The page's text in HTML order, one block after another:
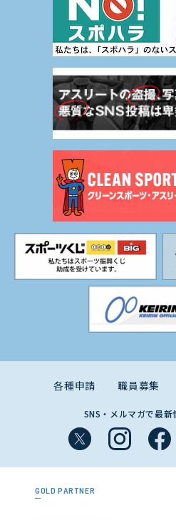
各種申請 職員募集
SNS・メルマガで最新
GOLD PARTNER